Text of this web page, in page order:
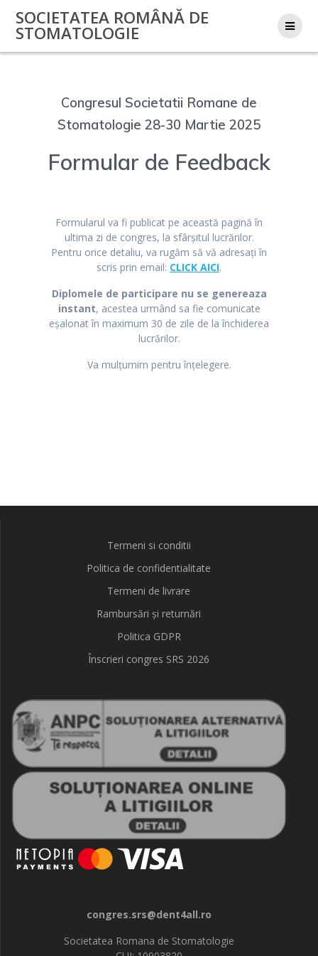
Skip
to
SOCIETATEA ROMÂNĂ DE
STOMATOLOGIE
Congresul Societatii Romane de
Stomatologie 28-30 Martie 2025
Formular de Feedback
Formularul va fi publicat pe această pagină în
ultima zi de congres, la sfârșitul lucrărilor.
Pentru orice detaliu, va rugăm să vă adresați în
scris prin email: CLICK AICI.
Diplomele de participare nu se genereaza
instant, acestea urmând sa fie comunicate
eșalonat în maximum 30 de zile de la închiderea
lucrărilor.
Va mulțumim pentru înțelegere.
Termeni si conditii
Politica de confidentialitate
Termeni de livrare
Rambursări și returnări
Politica GDPR
Înscrieri congres SRS 2026
congres.srs@dent4all.ro
Societatea Romana de Stomatologie